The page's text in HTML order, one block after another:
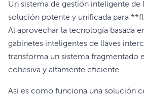
Un sistema de gestión inteligente de
solución potente y unificada para
Al aprovechar la tecnología basada
gabinetes inteligentes de llaves
transforma un sistema fragmentado
cohesiva y altamente eficiente.
Así es como funciona una solución